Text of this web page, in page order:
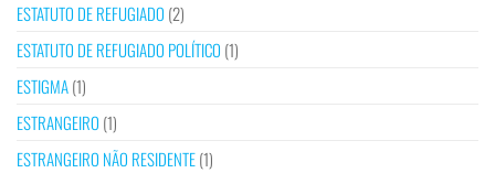
ESTATUTO DE REFUGIADO (2)
ESTATUTO DE REFUGIADO POLÍTICO (1)
ESTIGMA(1)
ESTRANGEIRO (1)
ESTRANGEIRO NÃO RESIDENTE(1)